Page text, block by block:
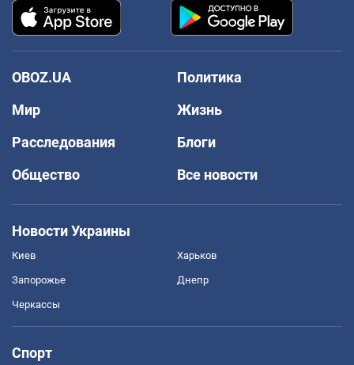
OBOZ.UA
Политика
Мир
Жизнь
Расследования
Блоги
Общество
Все новости
Новости Украины
Киев Харьков
Запорожье Днепр
Черкассы
Спорт